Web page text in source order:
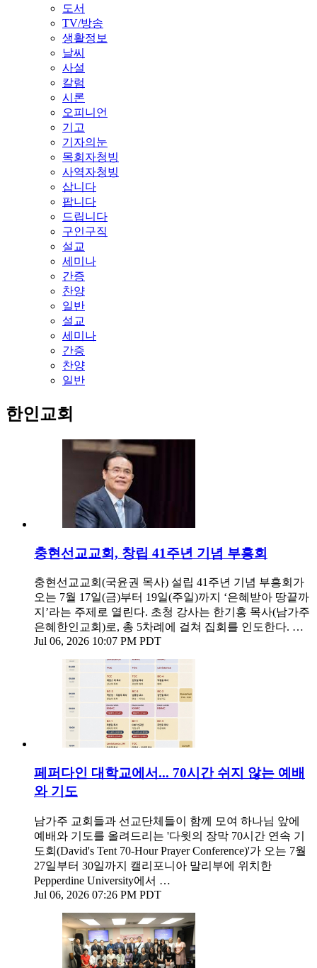
도서
TV/방송
생활정보
날씨
사설
칼럼
시론
오피니언
기고
기자의눈
목회자청빙
사역자청빙
삽니다
팝니다
드립니다
구인구직
설교
세미나
간증
찬양
일반
설교
세미나
간증
찬양
일반
한인교회
충현선교교회, 창립 41주년 기념 부흥회
충현선교교회(국윤권 목사) 설립 41주년 기념 부흥회가
오는 7월 17일(금)부터 19일(주일)까지 ‘은혜받아 땅끝까
지’라는 주제로 열린다. 초청 강사는 한기홍 목사(남가주
은혜한인교회)로, 총 5차례에 걸쳐 집회를 인도한다. …
Jul 06, 2026 10:07 PM PDT
페퍼다인 대학교에서... 70시간 쉬지 않는 예배
와 기도
남가주 교회들과 선교단체들이 함께 모여 하나님 앞에
예배와 기도를 올려드리는 '다윗의 장막 70시간 연속 기
도회(David's Tent 70-Hour Prayer Conference)'가 오는 7월
27일부터 30일까지 캘리포니아 말리부에 위치한
Pepperdine University에서 …
Jul 06, 2026 07:26 PM PDT